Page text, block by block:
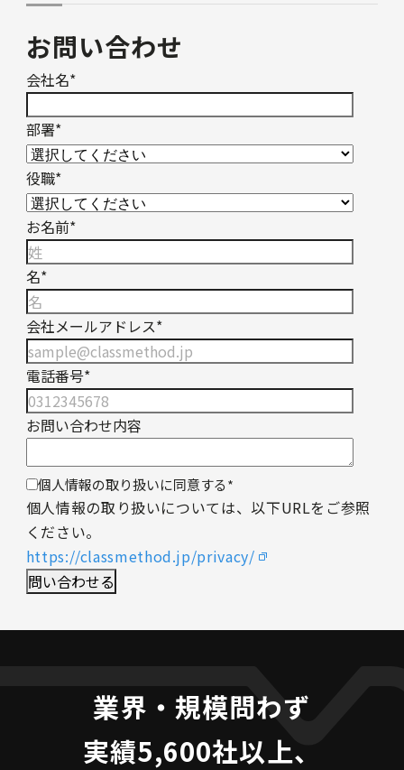
お問い合わせ
会社名*
部署*
役職*
お名前*
名*
会社メールアドレス*
電話番号*
お問い合わせ内容
個人情報の取り扱いに同意する*
個人情報の取り扱いについては、以下URLをご参照
ください。
https://classmethod.jp/privacy/
業界・規模問わず
実績5,600社以上、